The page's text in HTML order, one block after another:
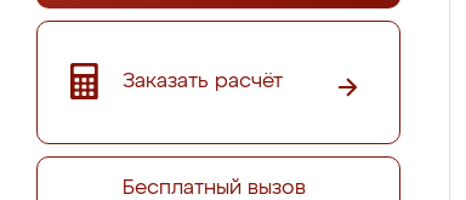
Заказать расчёт
Бесплатный вызов